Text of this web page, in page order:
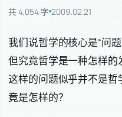
共 4,054 字 2009.02.21
我们说哲学的核心是“问题
但究竟哲学是一种怎样的
这样的问题似乎并不是
竟是怎样的？